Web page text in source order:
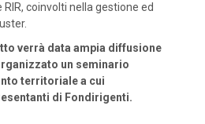
coinvolti nella gestione ed
verrà data ampia diffusione
un seminario
territoriale a cui
di Fondirigenti.